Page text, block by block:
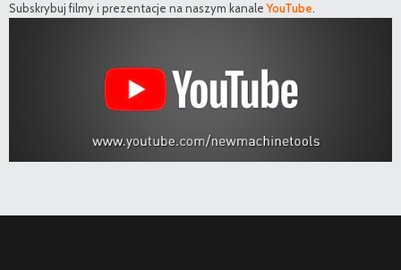
Subskrybuj filmy i prezentacje na naszym kanaleYouTube